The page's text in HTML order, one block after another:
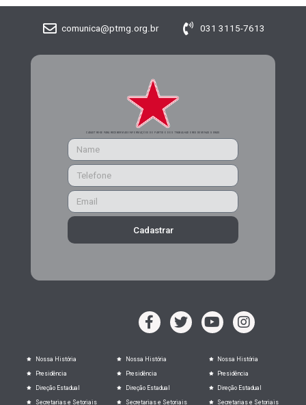
comunica@ptmg.org.br 031 3115-7613
CADASTRE-SE PARA RECEBER MAIS INFORMAÇÕES DO PARTIDO DOS TRABALHADORES DE MINAS GERAIS
Cadastrar
Nossa História
Presidência
Direção Estadual
Secretarias e Setoriais
Nossa História
Presidência
Direção Estadual
Secretarias e Setoriais
Nossa História
Presidência
Direção Estadual
Secretarias e Setoriais